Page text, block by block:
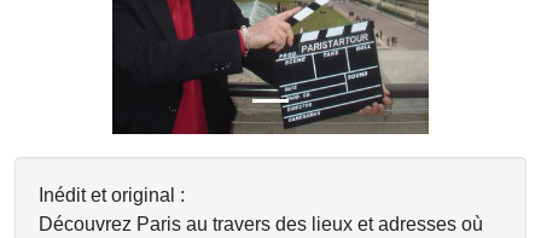
Inédit et original :
Découvrez Paris au travers des lieux et adresses où